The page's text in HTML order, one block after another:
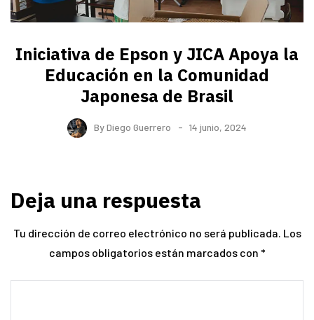
Iniciativa de Epson y JICA Apoya la
Educación en la Comunidad
Japonesa de Brasil
ByDiego Guerrero 14 junio, 2024
Deja una respuesta
Tu dirección de correo electrónico no será publicada. Los
campos obligatorios están marcados con *